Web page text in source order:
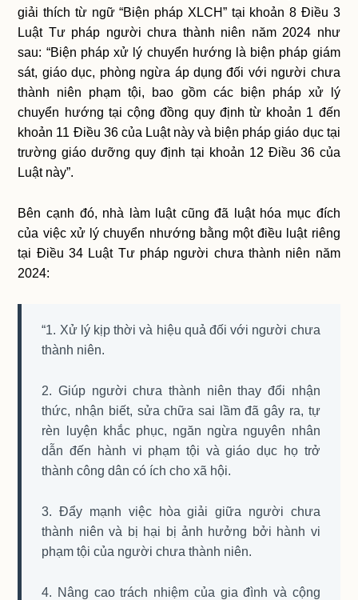
giải thích từ ngữ “Biện pháp XLCH” tại khoản 8 Điều 3
Luật Tư pháp người chưa thành niên năm 2024 như
sau: “Biện pháp xử lý chuyển hướng là biện pháp giám
sát, giáo dục, phòng ngừa áp dụng đối với người chưa
thành niên phạm tội, bao gồm các biện pháp xử lý
chuyển hướng tại cộng đồng quy định từ khoản 1 đến
khoản 11 Điều 36 của Luật này và biện pháp giáo dục tại
trường giáo dưỡng quy định tại khoản 12 Điều 36 của
Luật này”.
Bên cạnh đó, nhà làm luật cũng đã luật hóa mục đích
của việc xử lý chuyển nhướng bằng một điều luật riêng
tại Điều 34 Luật Tư pháp người chưa thành niên năm
2024:
“1. Xử lý kịp thời và hiệu quả đối với người chưa
thành niên.
2. Giúp người chưa thành niên thay đổi nhận
thức, nhận biết, sửa chữa sai lầm đã gây ra, tự
rèn luyện khắc phục, ngăn ngừa nguyên nhân
dẫn đến hành vi phạm tội và giáo dục họ trở
thành công dân có ích cho xã hội.
3. Đẩy mạnh việc hòa giải giữa người chưa
thành niên và bị hại bị ảnh hưởng bởi hành vi
phạm tội của người chưa thành niên.
4. Nâng cao trách nhiệm của gia đình và cộng